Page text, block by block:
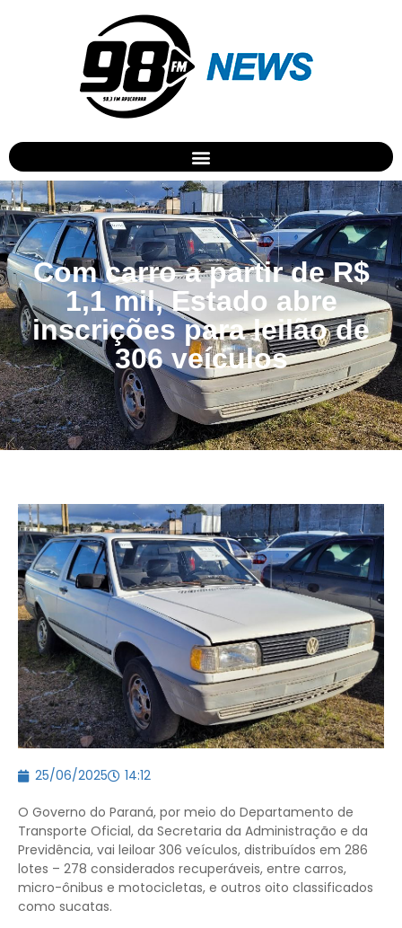
Com carro a partir de R$
1,1 mil, Estado abre
inscrições para leilão de
306 veículos
25/06/2025 14:12
O Governo do Paraná, por meio do Departamento de
Transporte Oficial, da Secretaria da Administração e da
Previdência, vai leiloar 306 veículos, distribuídos em 286
lotes – 278 considerados recuperáveis, entre carros,
micro-ônibus e motocicletas, e outros oito classificados
como sucatas.